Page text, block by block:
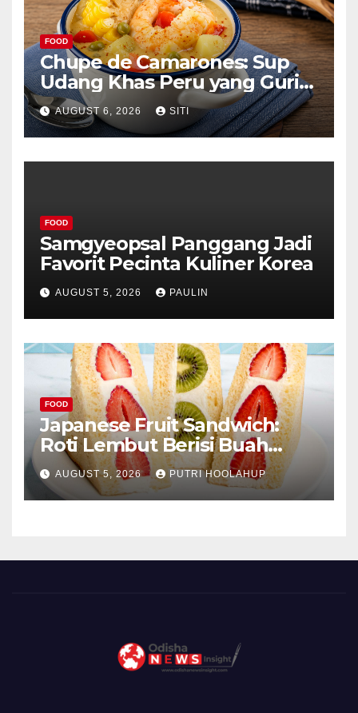
FOOD
Chupe de Camarones: Sup
Udang Khas Peru yang Gurih
Lezat
AUGUST 6, 2026 SITI
FOOD
Samgyeopsal Panggang Jadi
Favorit Pecinta Kuliner Korea
AUGUST 5, 2026 PAULIN
FOOD
Japanese Fruit Sandwich:
Roti Lembut Berisi Buah
Segar yang Memikat Selera
AUGUST 5, 2026 PUTRI HOOLAHUP